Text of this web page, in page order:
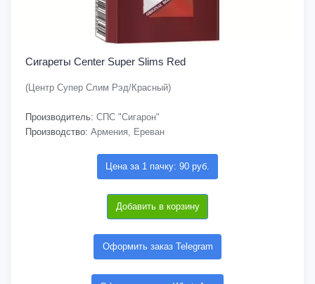
Сигареты Center Super Slims Red
(Центр Супер Слим Рэд/Красный)
Производитель: СПС "Сигарон"
Производство: Армения, Ереван
Цена за 1 пачку: 90 руб.
Добавить в корзину
Оформить заказ Telegram